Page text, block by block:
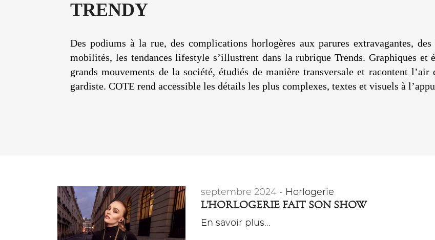
TRENDY
Des podiums à la rue, des complications horlogères aux parures extravagantes,
mobilités, les tendances lifestyle s’illustrent dans la rubrique Trends. Graphiques et
grands mouvements de la société, étudiés de manière transversale et racontent
gardiste. COTE rend accessible les détails les plus complexes, textes et visuels à
septembre 2024 - Horlogerie
L’HORLOGERIE FAIT SON SHOW
En savoir plus...